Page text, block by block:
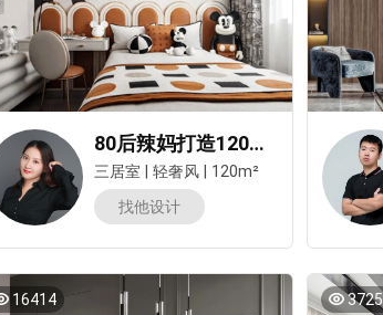
80后辣妈打造120㎡『玫瑰之家』，纵享“潮玩儿童房”
三居室 轻奢风
120m²
找他设计
16414 3725